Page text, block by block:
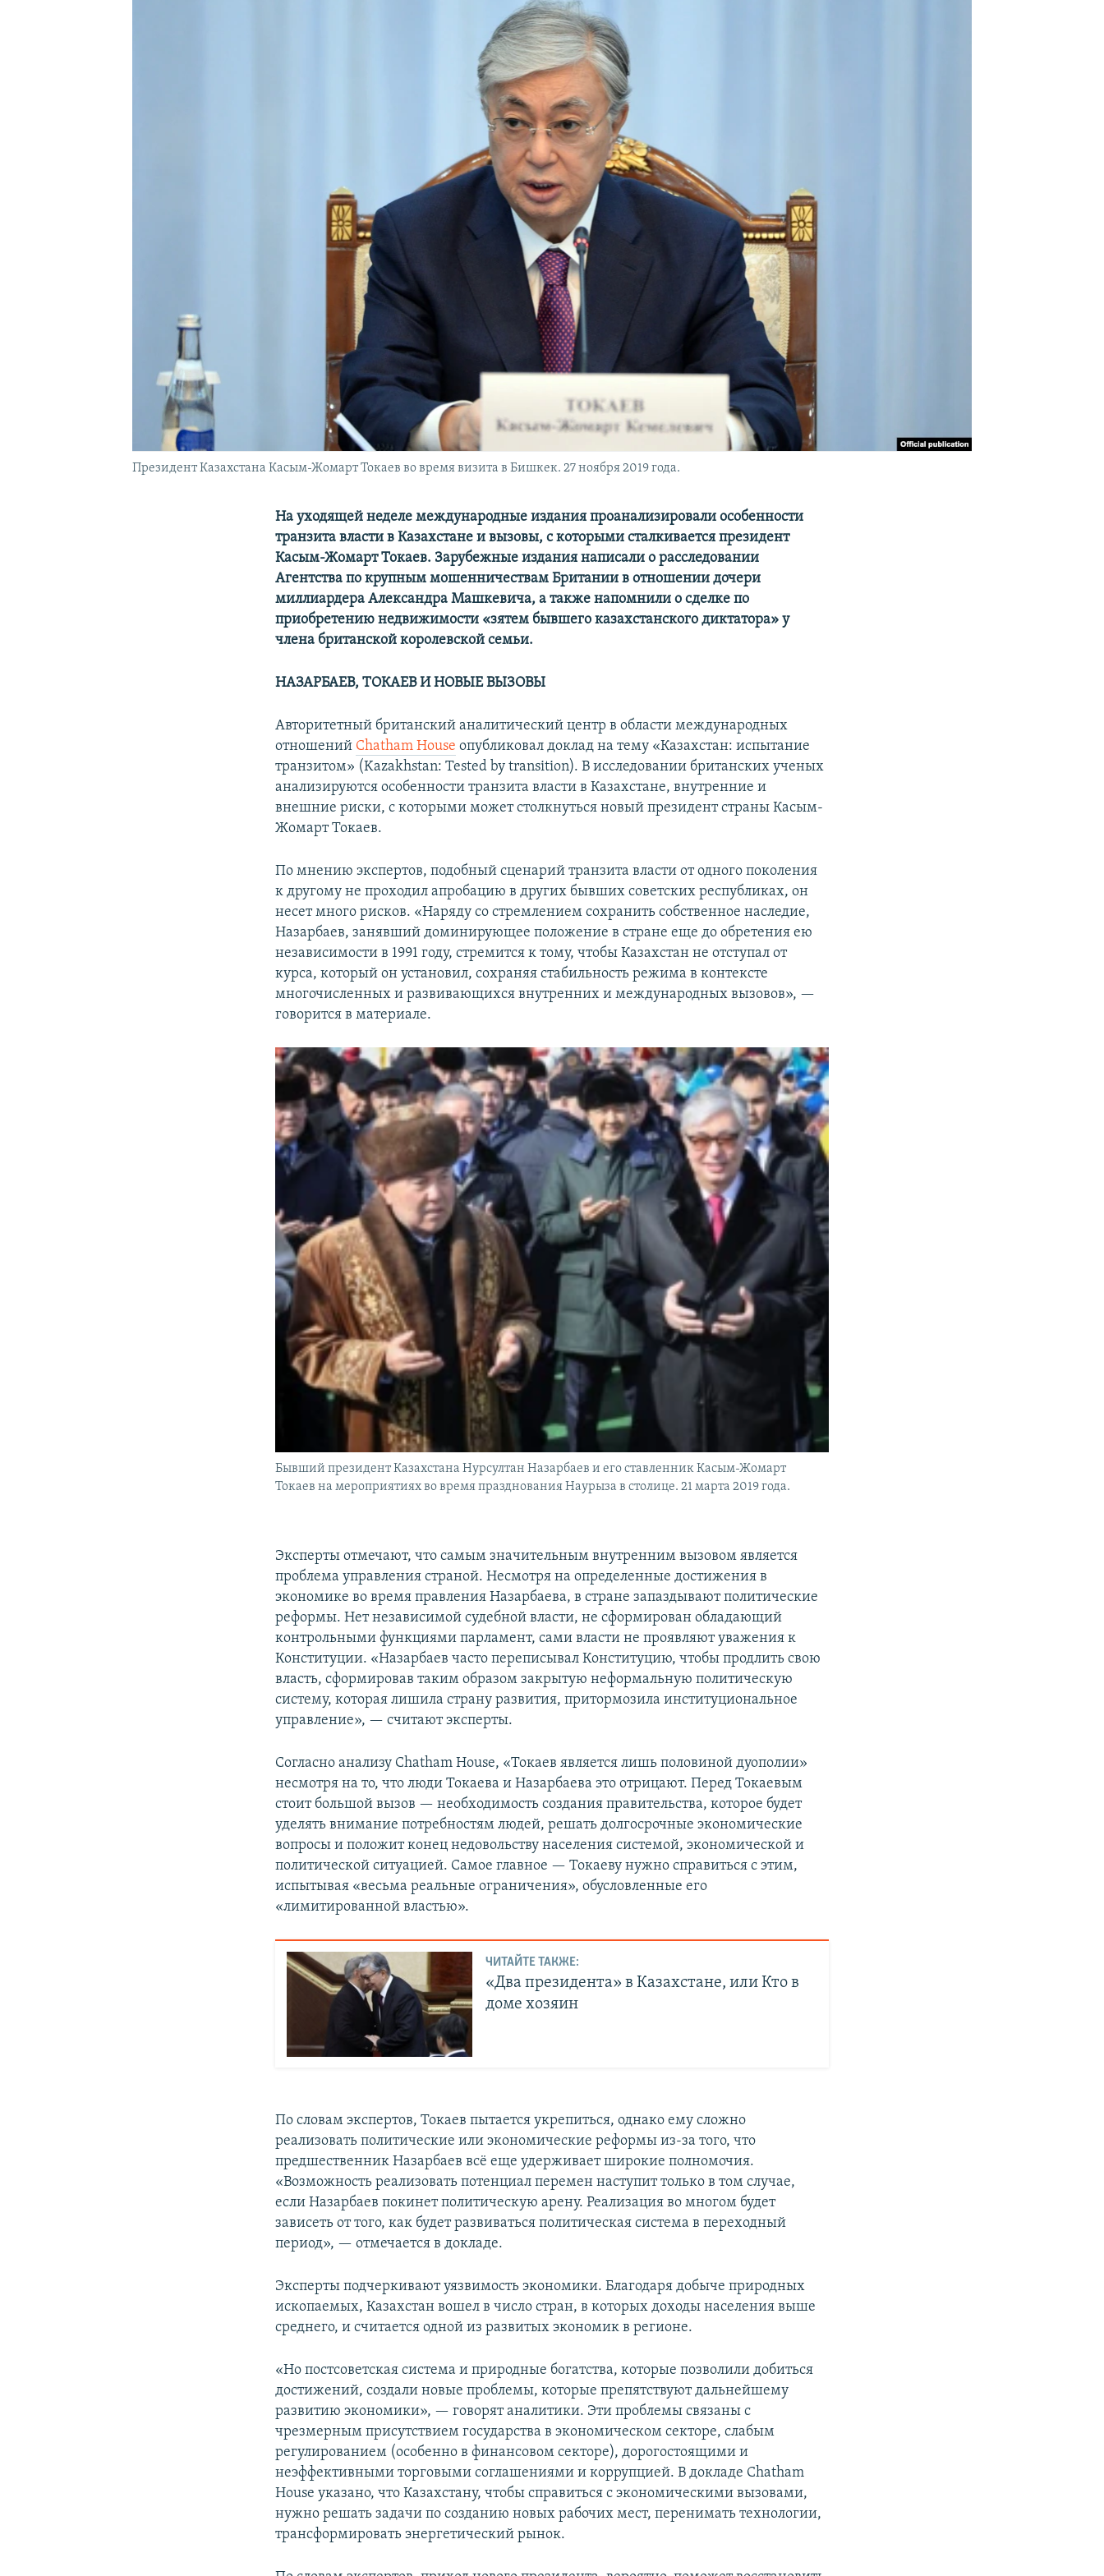
Президент Казахстана Касым-Жомарт Токаев во время визита в Бишкек. 27 ноября 2019 года.
На уходящей неделе международные издания проанализировали особенности
транзита власти в Казахстане и вызовы, с которыми сталкивается президент
Касым-Жомарт Токаев. Зарубежные издания написали о расследовании
Агентства по крупным мошенничествам Британии в отношении дочери
миллиардера Александра Машкевича, а также напомнили о сделке по
приобретению недвижимости «зятем бывшего казахстанского диктатора» у
члена британской королевской семьи.
НАЗАРБАЕВ, ТОКАЕВ И НОВЫЕ ВЫЗОВЫ
Авторитетный британский аналитический центр в области международных
отношений Chatham House опубликовал доклад на тему «Казахстан: испытание
транзитом» (Kazakhstan: Tested by transition). В исследовании британских ученых
анализируются особенности транзита власти в Казахстане, внутренние и
внешние риски, с которыми может столкнуться новый президент страны Касым-
Жомарт Токаев.
По мнению экспертов, подобный сценарий транзита власти от одного поколения
к другому не проходил апробацию в других бывших советских республиках, он
несет много рисков. «Наряду со стремлением сохранить собственное наследие,
Назарбаев, занявший доминирующее положение в стране еще до обретения ею
независимости в 1991 году, стремится к тому, чтобы Казахстан не отступал от
курса, который он установил, сохраняя стабильность режима в контексте
многочисленных и развивающихся внутренних и международных вызовов», —
говорится в материале.
Бывший президент Казахстана Нурсултан Назарбаев и его ставленник Касым-Жомарт
Токаев на мероприятиях во время празднования Наурыза в столице. 21 марта 2019 года.
Эксперты отмечают, что самым значительным внутренним вызовом является
проблема управления страной. Несмотря на определенные достижения в
экономике во время правления Назарбаева, в стране запаздывают политические
реформы. Нет независимой судебной власти, не сформирован обладающий
контрольными функциями парламент, сами власти не проявляют уважения к
Конституции. «Назарбаев часто переписывал Конституцию, чтобы продлить свою
власть, сформировав таким образом закрытую неформальную политическую
систему, которая лишила страну развития, притормозила институциональное
управление», — считают эксперты.
Согласно анализу Chatham House, «Токаев является лишь половиной дуополии»
несмотря на то, что люди Токаева и Назарбаева это отрицают. Перед Токаевым
стоит большой вызов — необходимость создания правительства, которое будет
уделять внимание потребностям людей, решать долгосрочные экономические
вопросы и положит конец недовольству населения системой, экономической и
политической ситуацией. Самое главное — Токаеву нужно справиться с этим,
испытывая «весьма реальные ограничения», обусловленные его
«лимитированной властью».
ЧИТАЙТЕ ТАКЖЕ:
«Два президента» в Казахстане, или Кто в
доме хозяин
По словам экспертов, Токаев пытается укрепиться, однако ему сложно
реализовать политические или экономические реформы из-за того, что
предшественник Назарбаев всё еще удерживает широкие полномочия.
«Возможность реализовать потенциал перемен наступит только в том случае,
если Назарбаев покинет политическую арену. Реализация во многом будет
зависеть от того, как будет развиваться политическая система в переходный
период», — отмечается в докладе.
Эксперты подчеркивают уязвимость экономики. Благодаря добыче природных
ископаемых, Казахстан вошел в число стран, в которых доходы населения выше
среднего, и считается одной из развитых экономик в регионе.
«Но постсоветская система и природные богатства, которые позволили добиться
достижений, создали новые проблемы, которые препятствуют дальнейшему
развитию экономики», — говорят аналитики. Эти проблемы связаны с
чрезмерным присутствием государства в экономическом секторе, слабым
регулированием (особенно в финансовом секторе), дорогостоящими и
неэффективными торговыми соглашениями и коррупцией. В докладе Chatham
House указано, что Казахстану, чтобы справиться с экономическими вызовами,
нужно решать задачи по созданию новых рабочих мест, перенимать технологии,
трансформировать энергетический рынок.